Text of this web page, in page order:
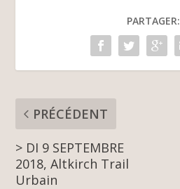
PARTAGER:
PRÉCÉDENT
> DI 9 SEPTEMBRE
2018, Altkirch Trail
Urbain